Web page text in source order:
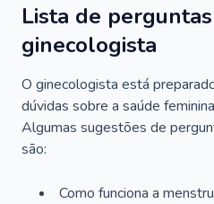
Lista de
ginecologista
O ginecologista está
dúvidas sobre a saúde
Algumas sugestões de
são:
Como funciona a